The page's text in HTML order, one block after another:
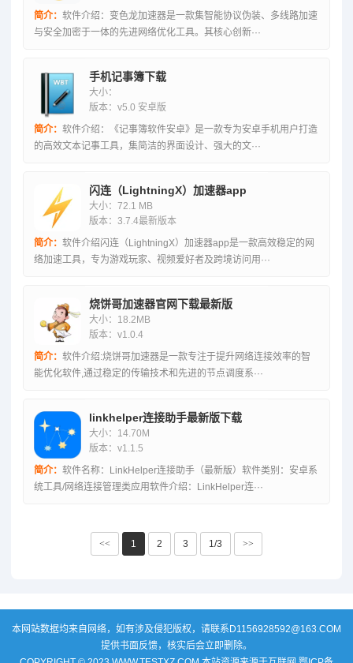
简介： 软件介绍：变色龙加速器是一款集智能协议伪装、多线路加速
与安全加密于一体的先进网络优化工具。其核心创新···
手机记事簿下载
大小：
版本：v5.0 安卓版
简介： 软件介绍：《记事簿软件安卓》是一款专为安卓手机用户打造
的高效文本记事工具，集简洁的界面设计、强大的文···
闪连（LightningX）加速器app
大小：72.1 MB
版本：3.7.4最新版本
简介： 软件介绍闪连（LightningX）加速器app是一款高效稳定的网
络加速工具，专为游戏玩家、视频爱好者及跨境访问用···
烧饼哥加速器官网下载最新版
大小：18.2MB
版本：v1.0.4
简介： 软件介绍:烧饼哥加速器是一款专注于提升网络连接效率的智
能优化软件,通过稳定的传输技术和先进的节点调度系···
linkhelper连接助手最新版下载
大小：14.70M
版本：v1.1.5
简介： 软件名称：LinkHelper连接助手（最新版）软件类别：安卓系
统工具/网络连接管理类应用软件介绍：LinkHelper连···
<< 1 2 3 1/3 >>
本网站数据均来自网络，如有涉及侵犯版权，请联系D1156928592@163.COM
提供书面反馈，核实后会立即删除。